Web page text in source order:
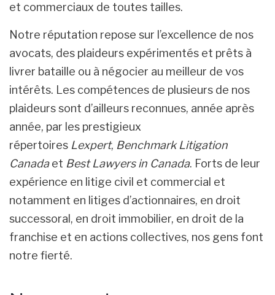
et commerciaux de toutes tailles.
Notre réputation repose sur l’excellence de nos
avocats, des plaideurs expérimentés et prêts à
livrer bataille ou à négocier au meilleur de vos
intérêts. Les compétences de plusieurs de nos
plaideurs sont d’ailleurs reconnues, année après
année, par les prestigieux
répertoires Lexpert, Benchmark Litigation
Canadaet Best Lawyers in Canada. Forts de leur
expérience en litige civil et commercial et
notamment en litiges d’actionnaires, en droit
successoral, en droit immobilier, en droit de la
franchise et en actions collectives, nos gens font
notre fierté.